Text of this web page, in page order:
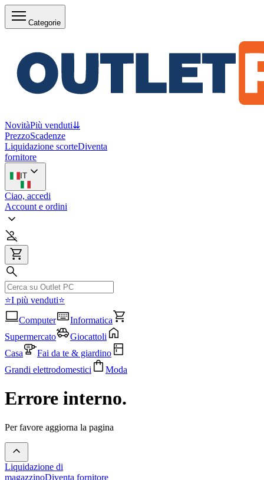
Categorie
NovitàPiù venduti⇊
PrezzoScadenze
Liquidazione scorteDiventa
fornitore
IT
Ciao, accedi
Account e ordini
⭐I più venduti⭐
Computer
Informatica
Supermercato
Giocattoli
Casa
Fai da te & giardino
Grandi elettrodomestici
Moda
Errore interno.
Per favore aggiorna la pagina
Liquidazione di
magazzinoDiventa fornitore